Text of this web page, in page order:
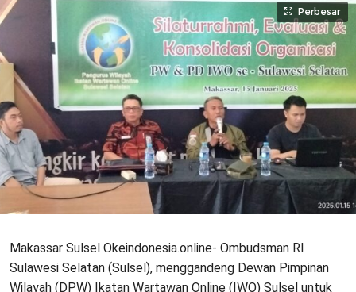
Perbesar
Makassar Sulsel Okeindonesia.online- Ombudsman RI
Sulawesi Selatan (Sulsel), menggandeng Dewan Pimpinan
Wilayah (DPW) Ikatan Wartawan Online (IWO) Sulsel untuk